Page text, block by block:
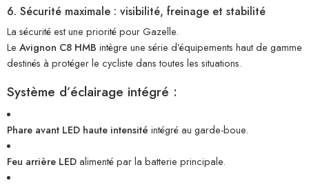
6. Sécurité maximale : visibilité, freinage et stabilité
La sécurité est une priorité pour Gazelle.
Le Avignon C8 HMB intègre une série d’équipements haut de gamme
destinés à protéger le cycliste dans toutes les situations.
Système d’éclairage intégré :
Phare avant LED haute intensité intégré au garde-boue.
Feu arrière LEDalimenté par la batterie principale.